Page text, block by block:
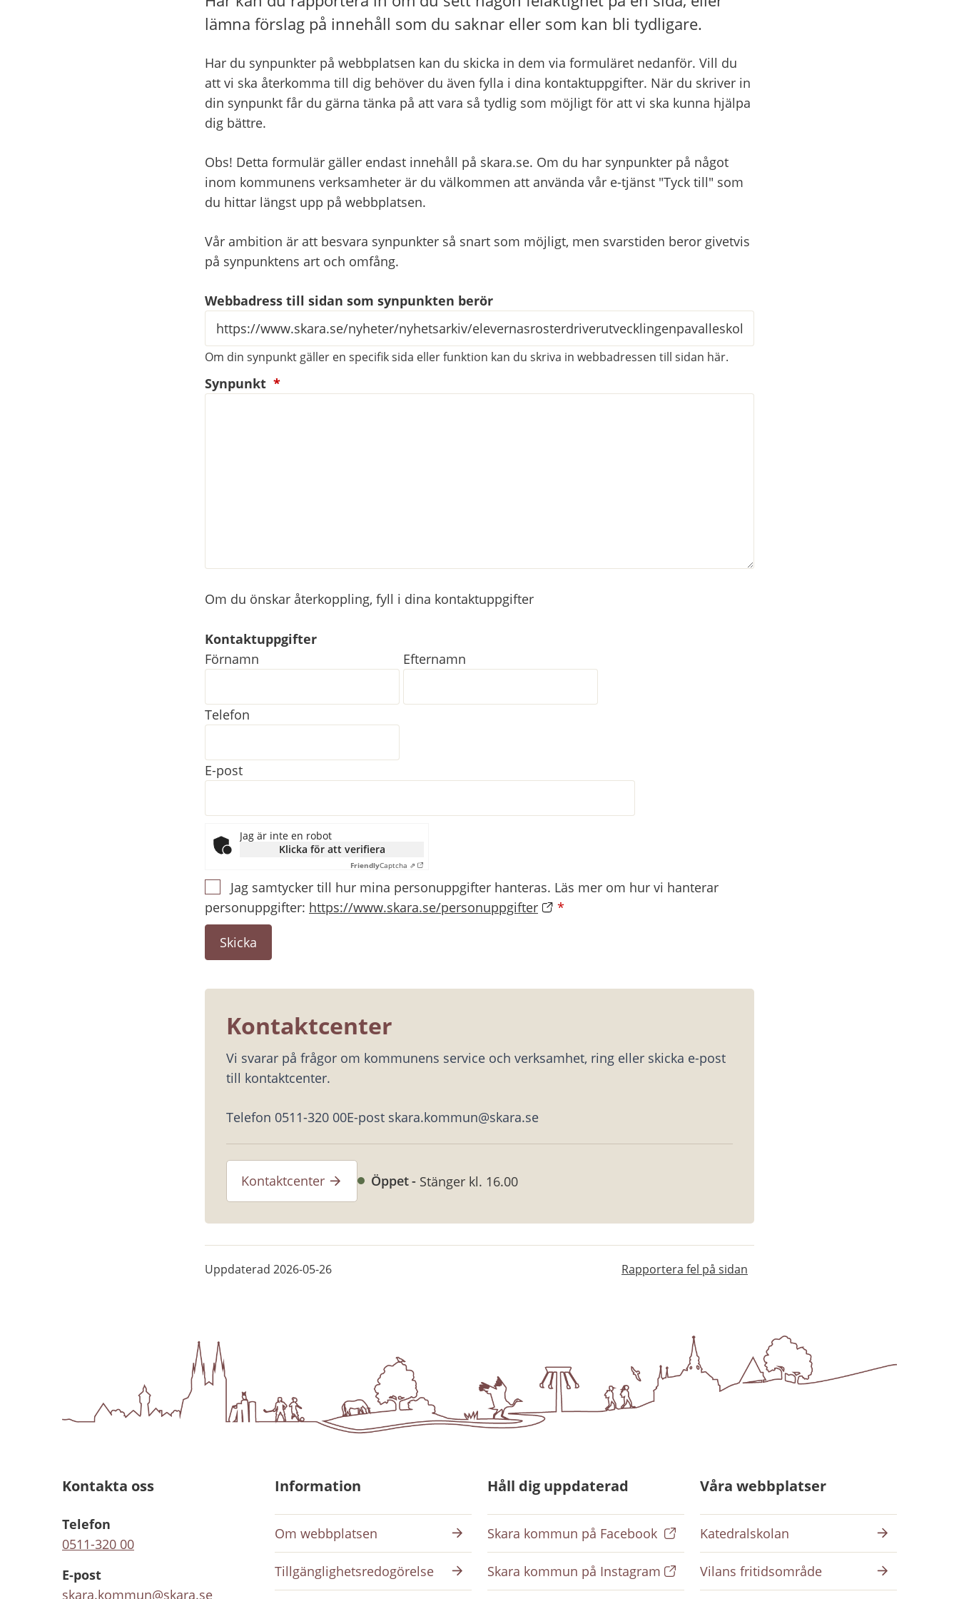
lämna förslag på innehåll som du saknar eller som kan bli tydligare.
Har du synpunkter på webbplatsen kan du skicka in dem via formuläret nedanför. Vill du
att vi ska återkomma till dig behöver du även fylla i dina kontaktuppgifter. När du skriver in
din synpunkt får du gärna tänka på att vara så tydlig som möjligt för att vi ska kunna hjälpa
dig bättre.
Obs! Detta formulär gäller endast innehåll på skara.se. Om du har synpunkter på något
inom kommunens verksamheter är du välkommen att använda vår e-tjänst "Tyck till" som
du hittar längst upp på webbplatsen.
Vår ambition är att besvara synpunkter så snart som möjligt, men svarstiden beror givetvis
på synpunktens art och omfång.
Webbadress till sidan som synpunkten berör
Om din synpunkt gäller en specifik sida eller funktion kan du skriva in webbadressen till sidan här.
Synpunkt *(obligatorisk)
Om du önskar återkoppling, fyll i dina kontaktuppgifter
Kontaktuppgifter
Kontaktuppgifter
Förnamn Efternamn
Telefon
E-post
Jag är inte en robot
Klicka för att verifiera
FriendlyCaptcha ⇗
Jag samtycker till hur mina personuppgifter hanteras. Läs mer om hur vi hanterar
personuppgifter: https://www.skara.se/personuppgifter *
Kontaktcenter
Vi svarar på frågor om kommunens service och verksamhet, ring eller skicka e-post
till kontaktcenter.
Telefon 0511-320 00E-post skara.kommun@skara.se
Kontaktcenter Öppet Stänger kl. 16.00
Uppdaterad 2026-05-26 Rapportera fel på sidan
Kontakta oss
Telefon
0511-320 00
E-post
skara.kommun@skara.se
Information
Om webbplatsen
Tillgänglighetsredogörelse
Håll dig uppdaterad
Skara kommun på Facebook
Skara kommun på Instagram
Våra webbplatser
Katedralskolan
Vilans fritidsområde